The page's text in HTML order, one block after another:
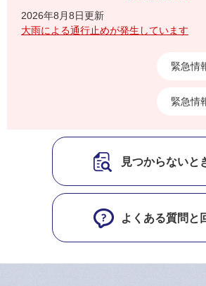
2026年8月8日更新
大雨による通行止めが発生しています
緊急情
緊急情
見つからないと
よくある質問と